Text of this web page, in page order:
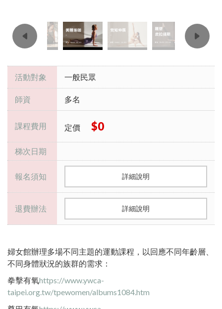
活動對象 一般民眾
師資 多名
課程費用 定價 $0
梯次日期
報名須知 詳細說明
退費辦法 詳細說明
婦女館辦理多場不同主題的運動課程，以回應不同年齡層、
不同身體狀況的族群的需求：
拳擊有氧https://www.ywca-
taipei.org.tw/tpewomen/albums1084.htm